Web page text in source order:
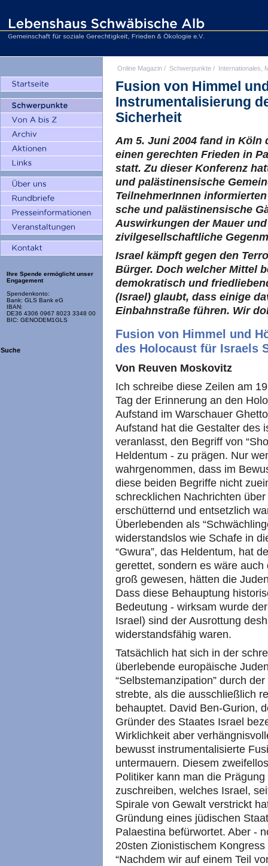
Ihre Spende ermöglicht unser
Engagement
Spendenkonto:
Bank: GLS Bank eG
IBAN:
DE36 4306 0967 8023 3348 00
BIC: GENODEM1GLS
Suche
Online Magazin / Schwerpunkte / Internationales,
Fusion von Himmel
Instrumentalisierung
Sicherheit
Am 5. Juni 2004 fand in
einen gerechten Frieden in
statt. Zu dieser Konferenz
und palästinensische
TeilnehmerInnen
sche und palästinensische
Auswirkungen der Mauer
zivilgesellschaftliche
Israel kämpft gegen den
Bürger. Doch welcher Mittel
demokratisch und
(Israel) glaubt, dass einige
Einbahnstraße führen. Wir
Fusion von Himmel und
des Holocaust für Israels
Von Reuven Moskovitz
Ich schreibe diese Zeilen am
Tag der Erinnerung an den
Aufstand im Warschauer
Aufstand hat die Gestalter des
veranlasst, den Begriff von
Heldentum - zu prägen. Nur
wahrgenommen, dass im
diese beiden Begriffe nicht
schrecklichen Nachrichten
erschütternd und entsetzlich
Überlebenden als
widerstandslos wie Schafe in
“Gwura”, das Heldentum, hat
gerettet, sondern es wäre
groß gewesen, hätten die
Dass diese Behauptung
Bedeutung - wirksam wurde
Israel) sind der Ausrottung
widerstandsfähig waren.
Tatsächlich hat sich in der
überlebende europäische
“Selbstemanzipation” durch
strebte, als die ausschließlich
behauptet. David Ben-Gurion,
Gründer des Staates Israel
Wirklichkeit aber
bewusst instrumentalisierte
untermauern. Diesem
Politiker kann man die
zuschreiben, welches Israel,
Spirale von Gewalt verstrickt
Gründung eines jüdischen
Palaestina befürwortet. Aber -
20sten Zionistischem
“Nachdem wir auf einem Teil